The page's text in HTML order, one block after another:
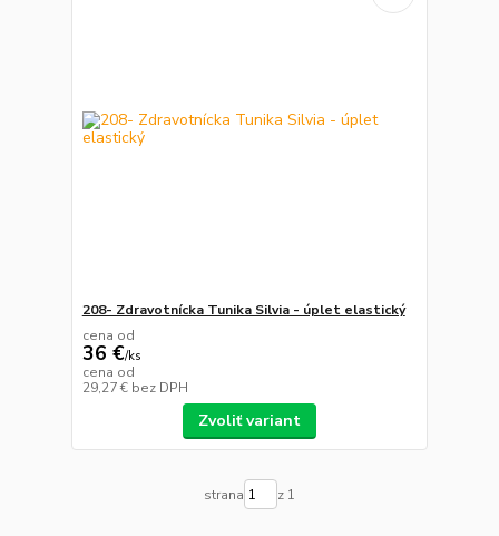
208- Zdravotnícka Tunika Silvia - úplet elastický
cena od
36 €/ks
cena od
29,27 € bez DPH
Zvoliť variant
strana z 1